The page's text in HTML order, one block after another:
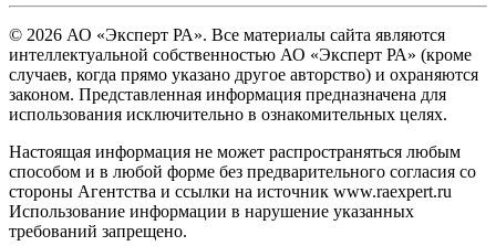
© 2026 АО «Эксперт РА». Все материалы сайта являются
интеллектуальной собственностью АО «Эксперт РА» (кроме
случаев, когда прямо указано другое авторство) и охраняются
законом. Представленная информация предназначена для
использования исключительно в ознакомительных целях.
Настоящая информация не может распространяться любым
способом и в любой форме без предварительного согласия со
стороны Агентства и ссылки на источник www.raexpert.ru
Использование информации в нарушение указанных
требований запрещено.